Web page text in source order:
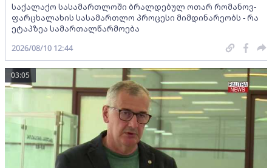
საქალაქო სასამართლოში ბრალდებულ ოთარ რომანოვ-
ფარცხალახის სასამართლო პროცესი მიმდინარეობს - რა
ეტაპზეა სამართალწარმოება
2026/08/10 12:44
03:05